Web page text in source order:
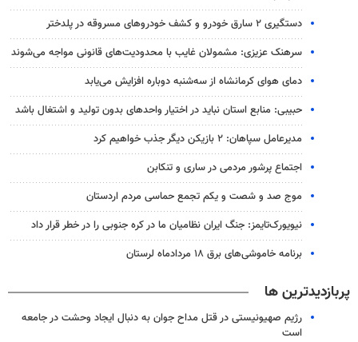
دستگیری ۲ سارق خودرو و کشف خودروهای مسروقه در پلدختر
سرهنک عزیزی: مشمولان غایب با محدودیت‌های قانونی مواجه می‌شوند
دمای هوای کرمانشاه از سه‌شنبه دوباره افزایش می‌یابد
حبیبی: منابع استان نباید در اختیار واحدهای بدون تولید و اشتغال باشد
مدیرعامل سپاهان: ۲ بازیکن دیگر جذب خواهیم کرد
اجتماع پرشور مردمی در ساری و تنکابن
موج صد و شصت و یکم تجمع حماسی مردم اردستان
نیویورک‌تایمز: جنگ ایران نظامیان ما در کره جنوبی را در خطر قرار داد
برنامه خاموشی‌های برق ۱۸ مردادماه لرستان
پربازدیدترین ها
رژیم صهیونیستی در قتل مداح جوان به دنبال ایجاد وحشت در جامعه
است